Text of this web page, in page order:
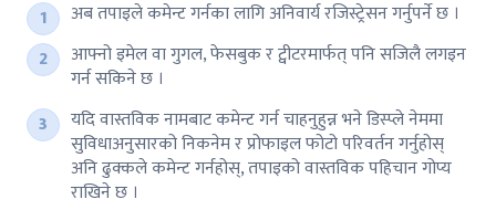
अब तपाइले कमेन्ट गर्नका लागि अनिवार्य रजिस्ट्रेसन गर्नुपर्ने छ ।
आफ्नो इमेल वा गुगल, फेसबुक र ट्वीटरमार्फत् पनि सजिलै लगइन
गर्न सकिने छ ।
यदि वास्तविक नामबाट कमेन्ट गर्न चाहनुहुन्न भने डिस्प्ले नेममा
सुविधाअनुसारको निकनेम र प्रोफाइल फोटो परिवर्तन गर्नुहोस्
अनि ढुक्कले कमेन्ट गर्नहोस्, तपाइको वास्तविक पहिचान गोप्य
राखिने छ ।